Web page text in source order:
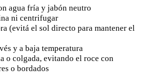
agua fría y jabón neutro
ni centrifugar
(evitá el sol directo para mantener el
y a baja temperatura
o colgada, evitando el roce con
o bordados